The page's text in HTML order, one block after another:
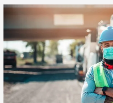
Durante
primer
trimestre
de
2022
se
redujeron
las